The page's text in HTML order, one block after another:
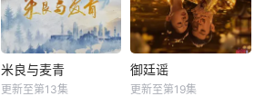
米良与麦青
更新至第13集
御廷谣
更新至第19集